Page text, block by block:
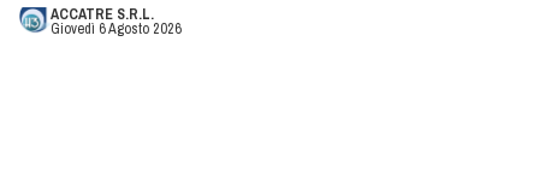
ACCATRE S.R.L.
Giovedì 6 Agosto 2026